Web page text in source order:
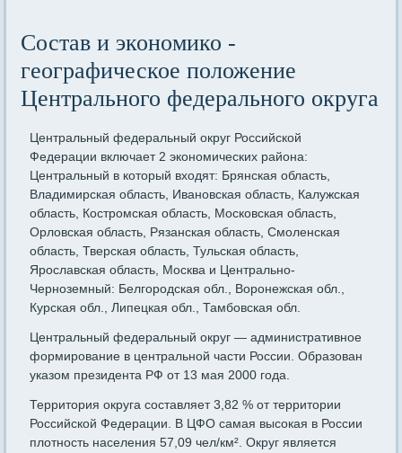
Состав и экономико -
географическое положение
Центрального федерального округа
Центральный федеральный округ Российской
Федерации включает 2 экономических района:
Центральный в который входят: Брянская область,
Владимирская область, Ивановская область, Калужская
область, Костромская область, Московская область,
Орловская область, Рязанская область, Смоленская
область, Тверская область, Тульская область,
Ярославская область, Москва и Центрально-
Черноземный: Белгородская обл., Воронежская обл.,
Курская обл., Липецкая обл., Тамбовская обл.
Центральный федеральный округ — административное
формирование в центральной части России. Образован
указом президента РФ от 13 мая 2000 года.
Территория округа составляет 3,82 % от территории
Российской Федерации. В ЦФО самая высокая в России
плотность населения 57,09 чел/км². Округ является